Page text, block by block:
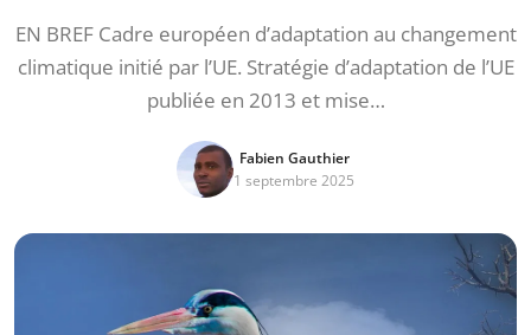
EN BREF Cadre européen d’adaptation au changement
climatique initié par l’UE. Stratégie d’adaptation de l’UE
publiée en 2013 et mise…
Fabien Gauthier
1 septembre 2025